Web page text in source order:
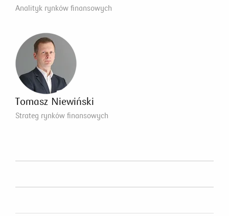
Analityk rynków finansowych
Tomasz Niewiński
Strateg rynków finansowych